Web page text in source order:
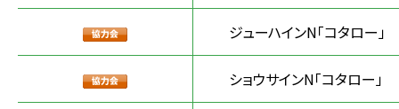
ジューハインN「コタロー」
ショウサインN「コタロー」